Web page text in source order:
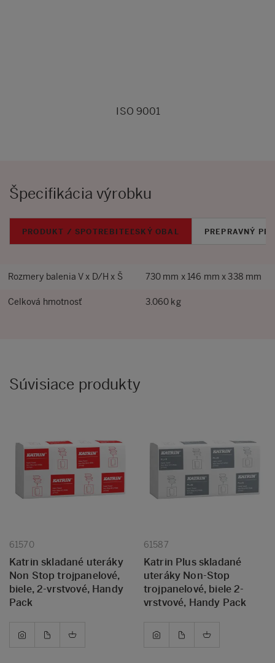
ISO 9001
Špecifikácia výrobku
PRODUKT / SPOTREBITEĽSKÝ OBAL PREPRAVNÝ
Rozmery balenia V x D/H x Š 730 mm x 146 mm x 338 mm
Celková hmotnosť 3.060 kg
Súvisiace produkty
61570
Katrin skladané uteráky
Non Stop trojpanelové,
biele, 2-vrstvové, Handy
Pack
61587
Katrin Plus skladané
uteráky Non-Stop
trojpanelové, biele 2-
vrstvové, Handy Pack